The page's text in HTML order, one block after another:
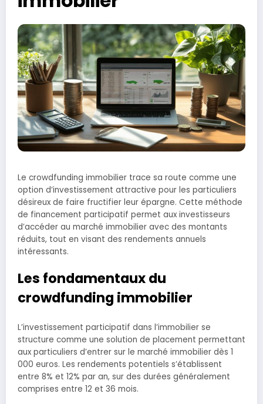
Le crowdfunding immobilier trace sa route comme une
option d’investissement attractive pour les particuliers
désireux de faire fructifier leur épargne. Cette méthode
de financement participatif permet aux investisseurs
d’accéder au marché immobilier avec des montants
réduits, tout en visant des rendements annuels
intéressants.
Les fondamentaux du
crowdfunding immobilier
L’investissement participatif dans l’immobilier se
structure comme une solution de placement permettant
aux particuliers d’entrer sur le marché immobilier dès 1
000 euros. Les rendements potentiels s’établissent
entre 8% et 12% par an, sur des durées généralement
comprises entre 12 et 36 mois.